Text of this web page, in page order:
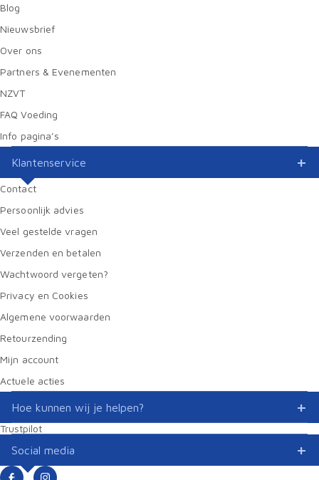
Blog
Nieuwsbrief
Over ons
Partners & Evenementen
NZVT
FAQ Voeding
Info pagina’s
Klantenservice
Contact
Persoonlijk advies
Veel gestelde vragen
Verzenden en betalen
Wachtwoord vergeten?
Privacy en Cookies
Algemene voorwaarden
Retourzending
Mijn account
Actuele acties
Hoe kunnen wij je helpen?
Trustpilot
Social media